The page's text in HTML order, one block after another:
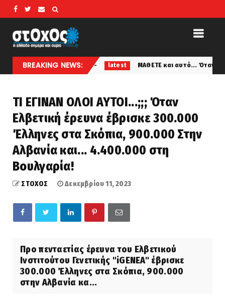
BREAKING NEWS:
latest ΜΑΘΕΤΕ και αυτό... Όταν η Αλβανία ζητούσε
ΤΙ ΕΓΙΝΑΝ ΟΛΟΙ ΑΥΤΟΙ...;;; Όταν
Ελβετική έρευνα έβρισκε 300.000
Έλληνες στα Σκόπια, 900.000 Στην
Αλβανία και... 4.400.000 στη
Βουλγαρία!
ΣΤΟΧΟΣ Δεκεμβρίου 11, 2023
Προ πενταετίας έρευνα του Ελβετικού
Ινστιτούτου Γενετικής "iGENEA" έβρισκε
300.000 Έλληνες στα Σκόπια, 900.000
στην Αλβανία κα...